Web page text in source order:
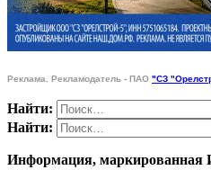
Реклама. Рекламодатель - ПАО "СЗ
Найти:
Найти:
Информация, маркированная